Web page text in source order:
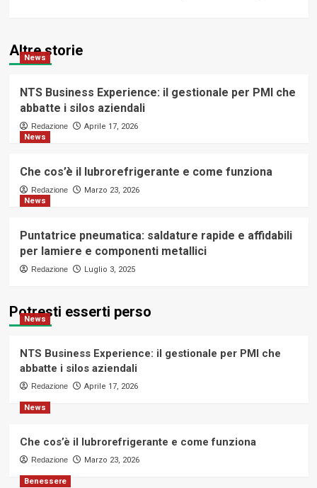
Altre storie
News
NTS Business Experience: il gestionale per PMI che
abbatte i silos aziendali
Redazione
Aprile 17, 2026
News
Che cos’è il lubrorefrigerante e come funziona
Redazione
Marzo 23, 2026
News
Puntatrice pneumatica: saldature rapide e affidabili
per lamiere e componenti metallici
Redazione Luglio 3, 2025
Potresti esserti perso
News
NTS Business Experience: il gestionale per PMI che
abbatte i silos aziendali
Redazione Aprile 17, 2026
News
Che cos’è il lubrorefrigerante e come funziona
Redazione Marzo 23, 2026
Benessere